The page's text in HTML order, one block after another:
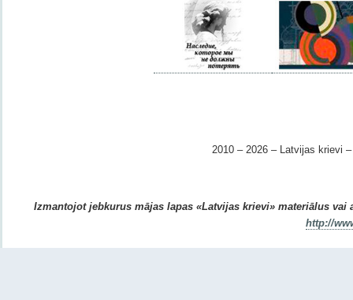
2010 – 2026 – Latvijas krievi –
Izmantojot jebkurus mājas lapas «Latvijas krievi» materiālus
http://